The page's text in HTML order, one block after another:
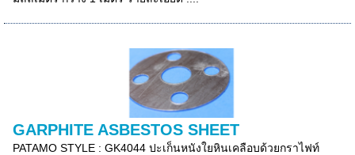
GARPHITE ASBESTOS SHEET
PATAMO STYLE : GK4044 ปะเก็นหนังใยหินเคลือบด้วยกราไฟท์